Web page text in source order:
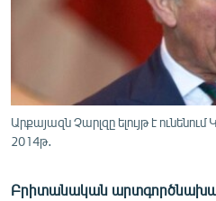
ՄԵԿՆԱԲԱՆՈՒԹՅՈՒՆ
ՏՏ ԵՒ ԻՆՏԵՐՆԵՏ
ԿՈՐՈՆԱՎԻՐՈՒՍ
ԱՐԽԻՎ
ՏԵՍԱՆՅՈՒԹԵՐ
ԲԱՆԱՎԵՃ
Արքայազն Չարլզը ելույթ է
2014թ․
Բրիտանական